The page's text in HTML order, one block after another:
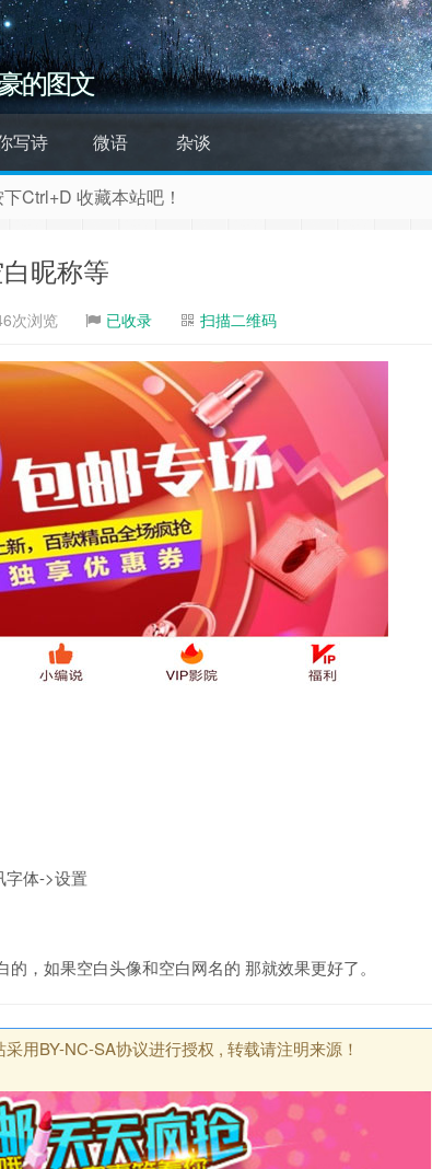
的图文
写诗 微语 杂谈
Ctrl+D 收藏本站吧！
评论功能，有问题请直接联系博主
昵称等
次浏览 已收录 扫描二维码
字体->设置
，如果空白头像和空白网名的 那就效果更好了。
采用BY-NC-SA协议进行授权 , 转载请注明来源！